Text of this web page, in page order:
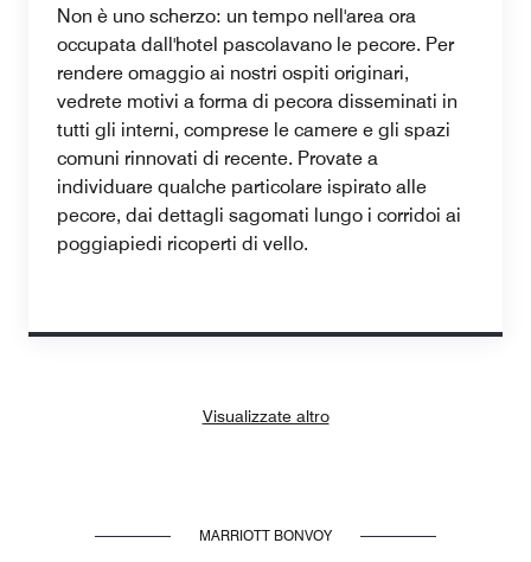
Non è uno scherzo: un tempo nell'area ora
occupata dall'hotel pascolavano le pecore. Per
rendere omaggio ai nostri ospiti originari,
vedrete motivi a forma di pecora disseminati in
tutti gli interni, comprese le camere e gli spazi
comuni rinnovati di recente. Provate a
individuare qualche particolare ispirato alle
pecore, dai dettagli sagomati lungo i corridoi ai
poggiapiedi ricoperti di vello.
Visualizzate altro
MARRIOTT BONVOY